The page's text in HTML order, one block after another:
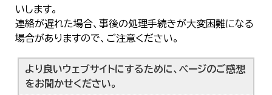
いします。
連絡が遅れた場合、事後の処理手続きが大変困難になる
場合がありますので、ご注意ください。
より良いウェブサイトにするために、ページのご感想
をお聞かせください。